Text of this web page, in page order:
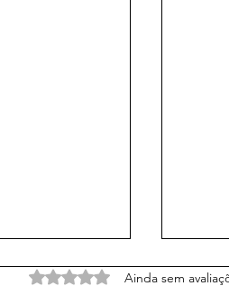
Avaliado com 0 de 5 estrelas.
Ainda sem